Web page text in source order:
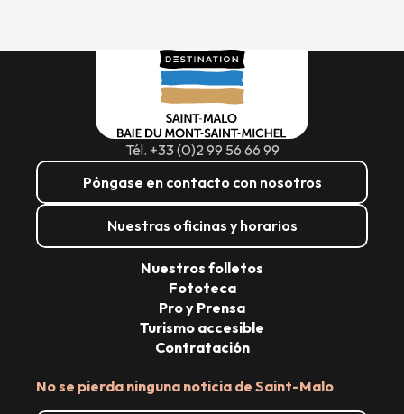
Tél. +33 (0)2 99 56 66 99
Póngase en contacto con nosotros
Nuestras oficinas y horarios
No se pierda ninguna noticia de Saint-Malo
Nuestros folletos
Fototeca
Pro y Prensa
Turismo accesible
Contratación